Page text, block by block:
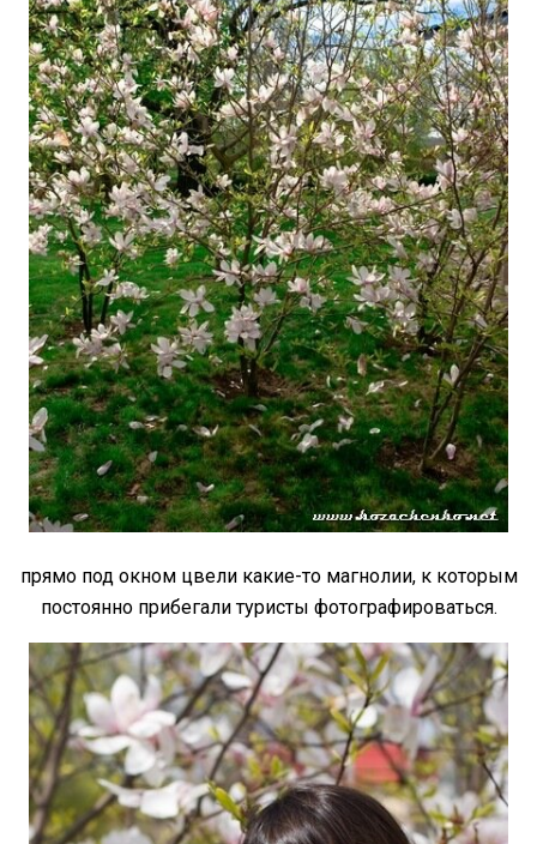
прямо под окном цвели какие-то магнолии, к которым
постоянно прибегали туристы фотографироваться.